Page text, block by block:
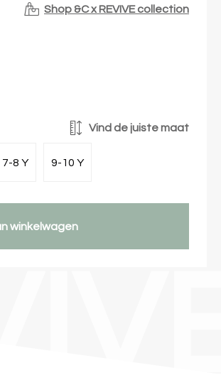
Shop &C x REVIVE collection
Vind de juiste maat
7-8 Y 9-10 Y
winkelwagen